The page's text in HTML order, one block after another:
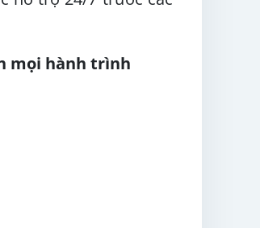
mọi hành trình